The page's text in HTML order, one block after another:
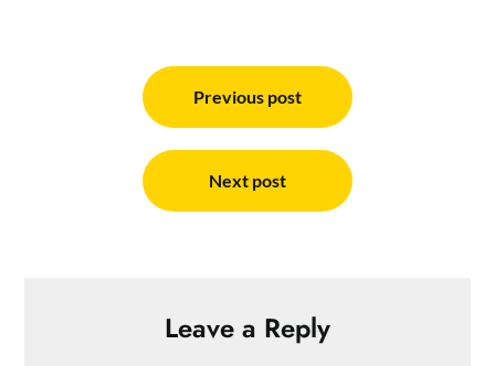
navigation
Previous post
Next post
Leave a Reply